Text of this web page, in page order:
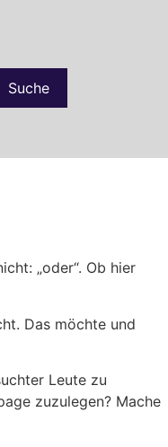
Suche
„oder“. Ob hier
Das möchte und
Leute zu
zuzulegen? Mache